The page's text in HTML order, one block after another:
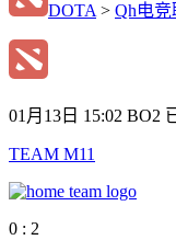
DOTA > Qh电竞
01月13日 15:02 BO2
TEAM M11
0 : 2